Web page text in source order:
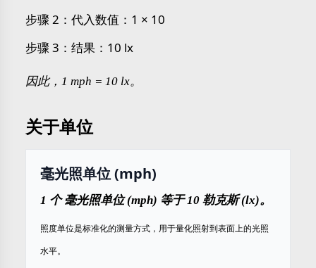
步骤 2：代入数值：1 × 10
步骤 3：结果：10 lx
因此，1 mph = 10 lx。
关于单位
毫光照单位 (mph)
1 个 毫光照单位 (mph) 等于 10 勒克斯 (lx)。
照度单位是标准化的测量方式，用于量化照射到表面上的光照
水平。